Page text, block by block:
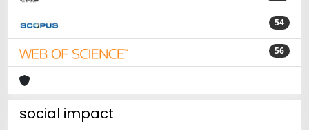
54
56
social impact